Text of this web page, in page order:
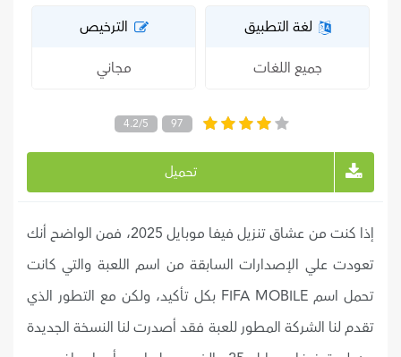
لغة التطبيق
جميع اللغات
الترخيص
مجاني
4.2/5 97
تحميل
إذا كنت من عشاق تنزيل فيفا موبايل 2025، فمن الواضح أنك
تعودت علي الإصدارات السابقة من اسم اللعبة والتي كانت
تحمل اسم FIFA MOBILE بكل تأكيد، ولكن مع التطور الذي
تقدم لنا الشركة المطور للعبة فقد أصدرت لنا النسخة الجديدة